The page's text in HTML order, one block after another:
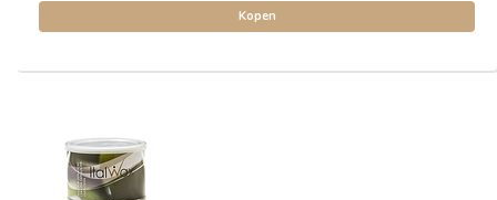
Kopen